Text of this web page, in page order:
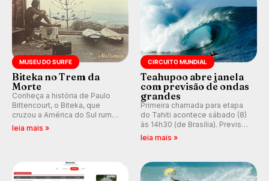
MUSEU DO SURFE
Biteka no Trem da
Morte
Conheça a história de Paulo
Bittencourt, o Biteka, que
cruzou a América do Sul rumo
ao Pacífico em uma jornada
que se tornou um marco de
leia mais »
CIRCUITO MUNDIAL
Teahupoo abre janela
com previsão de ondas
grandes
Primeira chamada para etapa
do Tahiti acontece sábado (8)
às 14h30 (de Brasília). Previsão
indica swell consistente.
Medina embarca para evento e
Kelly Slater convidado.
leia mais »